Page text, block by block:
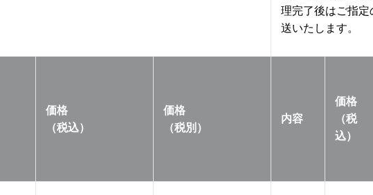
理完了後はご指定
送いたします。
価格
（税込）
価格
（税別）
内容
価格
（税
込）